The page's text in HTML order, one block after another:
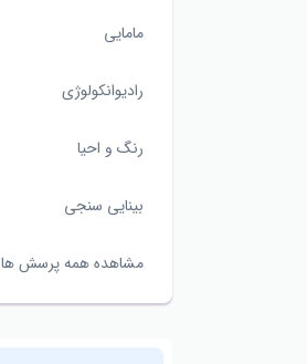
مامایی
رادیوانکولوژی
رنگ و احیا
بینایی سنجی
مشاهده همه پرسش ها